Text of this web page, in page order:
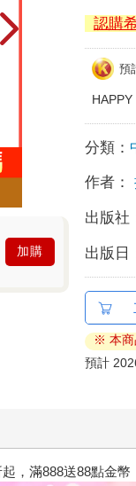
加購
認購
預
分類：
作者：
出版社
出版日
※ 本商
預計